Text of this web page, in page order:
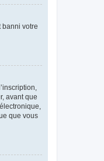
banni votre
avant que
que vous